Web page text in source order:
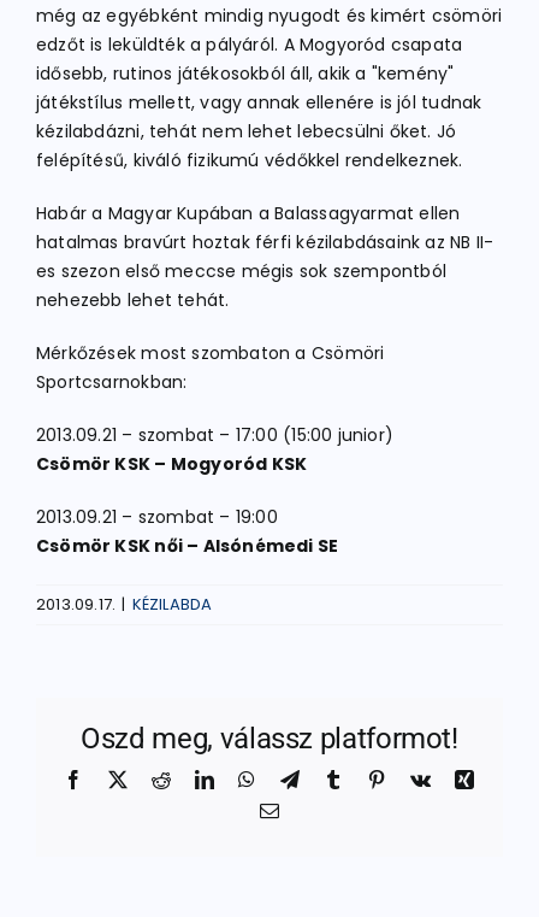
még az egyébként mindig nyugodt és kimért csömöri
edzőt is leküldték a pályáról. A Mogyoród csapata
idősebb, rutinos játékosokból áll, akik a "kemény"
játékstílus mellett, vagy annak ellenére is jól tudnak
kézilabdázni, tehát nem lehet lebecsülni őket. Jó
felépítésű, kiváló fizikumú védőkkel rendelkeznek.
Habár a Magyar Kupában a Balassagyarmat ellen
hatalmas bravúrt hoztak férfi kézilabdásaink az NB II-
es szezon első meccse mégis sok szempontból
nehezebb lehet tehát.
Mérkőzések most szombaton a Csömöri
Sportcsarnokban:
2013.09.21 – szombat – 17:00 (15:00 junior)
Csömör KSK – Mogyoród KSK
2013.09.21 – szombat – 19:00
Csömör KSK női – Alsónémedi SE
2013.09.17. | KÉZILABDA
Oszd meg, válassz platformot!
Facebook
X RedditLinkedInWhatsApp
TelegramTumblr Pinterest
Vk
Xing
Email: